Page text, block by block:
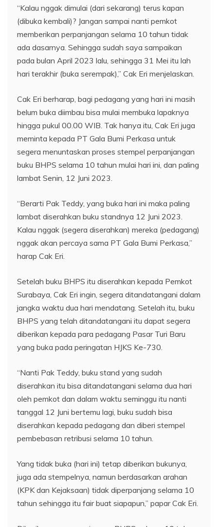
“Kalau nggak dimulai (dari sekarang) terus kapan
(dibuka kembali)? Jangan sampai nanti pemkot
memberikan perpanjangan selama 10 tahun tidak
ada dasarnya. Sehingga sudah saya sampaikan
pada bulan April 2023 lalu, sehingga 31 Mei itu lah
hari terakhir (buka serempak),” Cak Eri menjelaskan.
Cak Eri berharap, bagi pedagang yang hari ini masih
belum buka diimbau bisa mulai membuka lapaknya
hingga pukul 00.00 WIB. Tak hanya itu, Cak Eri juga
meminta kepada PT Gala Bumi Perkasa untuk
segera menuntaskan proses stempel perpanjangan
buku BHPS selama 10 tahun mulai hari ini, dan paling
lambat Senin, 12 Juni 2023.
“Berarti Pak Teddy, yang buka hari ini maka paling
lambat diserahkan buku standnya 12 Juni 2023.
Kalau nggak (segera diserahkan) mereka (pedagang)
nggak akan percaya sama PT Gala Bumi Perkasa,”
harap Cak Eri.
Setelah buku BHPS itu diserahkan kepada Pemkot
Surabaya, Cak Eri ingin, segera ditandatangani dalam
jangka waktu dua hari mendatang. Setelah itu, buku
BHPS yang telah ditandatangani itu dapat segera
diberikan kepada para pedagang Pasar Turi Baru
yang buka pada peringatan HJKS Ke-730.
“Nanti Pak Teddy, buku stand yang sudah
diserahkan itu bisa ditandatangani selama dua hari
oleh pemkot dan dalam waktu seminggu itu nanti
tanggal 12 Juni bertemu lagi, buku sudah bisa
diserahkan kepada pedagang dan diberi stempel
pembebasan retribusi selama 10 tahun.
Yang tidak buka (hari ini) tetap diberikan bukunya,
juga ada stempelnya, namun berdasarkan arahan
(KPK dan Kejaksaan) tidak diperpanjang selama 10
tahun sehingga itu fair buat siapapun,” papar Cak Eri.